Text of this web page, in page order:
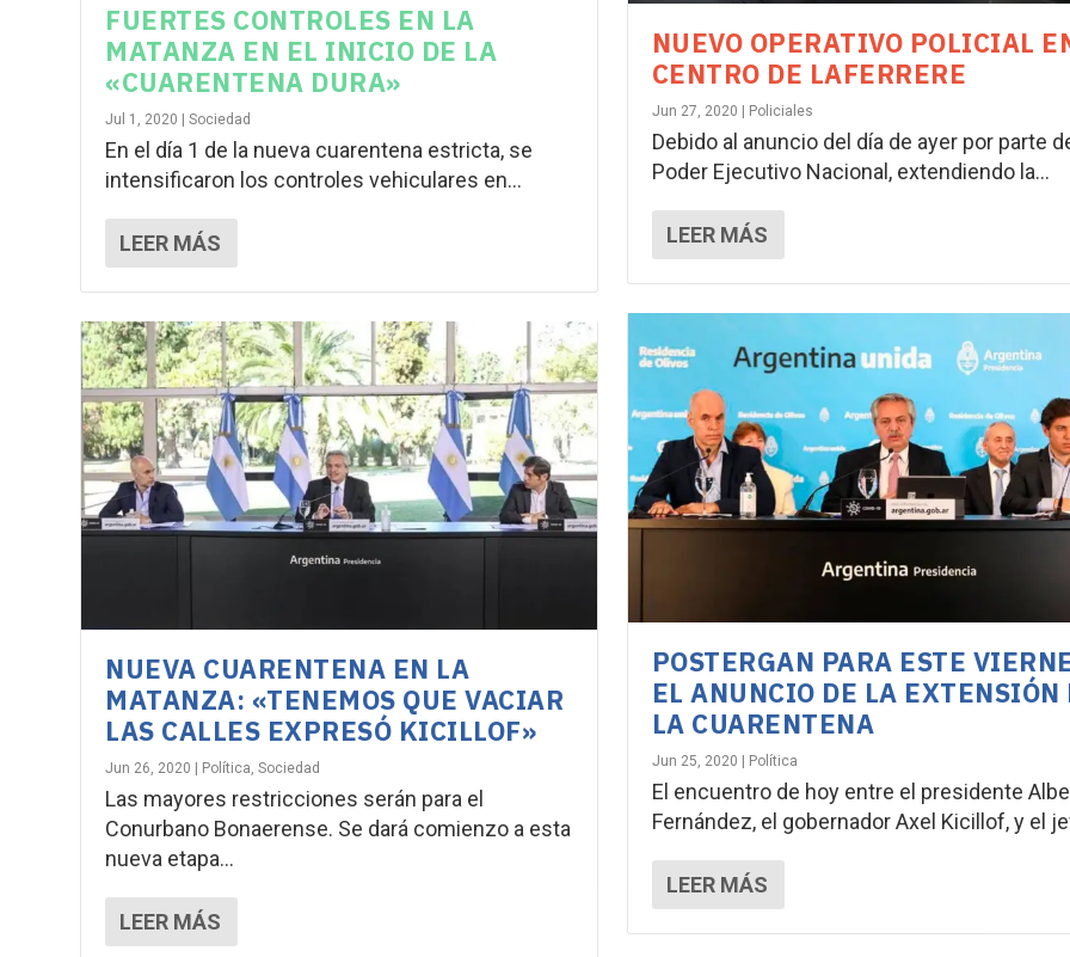
FUERTES CONTROLES EN LA
MATANZA EN EL INICIO DE LA
«CUARENTENA DURA»
Jul 1, 2020 |Sociedad
En el día 1 de la nueva cuarentena estricta, se
intensificaron los controles vehiculares en...
LEER MÁS
NUEVA CUARENTENA EN LA
MATANZA: «TENEMOS QUE VACIAR
LAS CALLES EXPRESÓ KICILLOF»
Jun 26, 2020 Política,Sociedad
Las mayores restricciones serán para el
Conurbano Bonaerense. Se dará comienzo a esta
nueva etapa...
LEER MÁS
NUEVO OPERATIVO POLICIAL
CENTRO DE LAFERRERE
Jun 27, 2020 | Policiales
Debido al anuncio del día de ayer por parte
Poder Ejecutivo Nacional, extendiendo la...
LEER MÁS
POSTERGAN PARA ESTE
EL ANUNCIO DE LA EXTENSIÓN
LA CUARENTENA
Jun 25, 2020 | Política
El encuentro de hoy entre el presidente
Fernández, el gobernador Axel Kicillof, y el
LEER MÁS